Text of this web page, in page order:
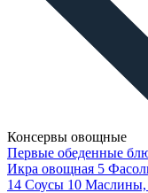
Консервы овощные
Первые обеденные
Икра овощная 5
14 Соусы 10 Маслины,